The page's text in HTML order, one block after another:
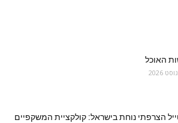
האוכל
הצרפתי נוחת בישראל: קולקציית המשקפיים